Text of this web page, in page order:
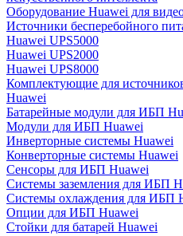
Оборудование Huawei для
Источники бесперебойного
Huawei UPS5000
Huawei UPS2000
Huawei UPS8000
Комплектующие для
Huawei
Батарейные модули для ИБП
Модули для ИБП Huawei
Инверторные системы Huawei
Конверторные системы Huawei
Сенсоры для ИБП Huawei
Системы заземления для ИБП
Системы охлаждения для ИБП
Опции для ИБП Huawei
Стойки для батарей Huawei